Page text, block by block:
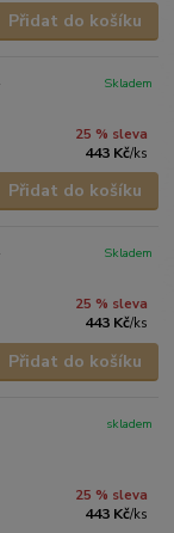
Přidat do košíku
25 % sleva
443 Kč/ks
Skladem
Přidat do košíku
25 % sleva
443 Kč/ks
Skladem
Přidat do košíku
25 % sleva
443 Kč/ks
skladem